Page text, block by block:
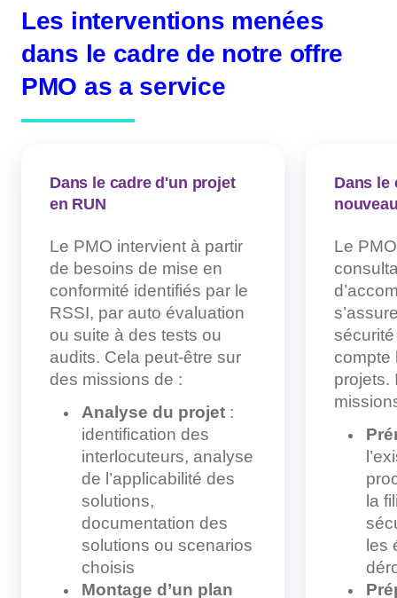
Les interventions menées
dans le cadre de notre offre
PMO as a service
Dans le cadre d'un projet
en RUN
Le PMO intervient à partir
de besoins de mise en
conformité identifiés par le
RSSI, par auto évaluation
ou suite à des tests ou
audits. Cela peut-être sur
des missions de :
Analyse du projet :
identification des
interlocuteurs, analyse
de l’applicabilité des
solutions,
documentation des
solutions ou scenarios
choisis
Montage d’un plan
Dans le
Le
compte
projets.
la
les